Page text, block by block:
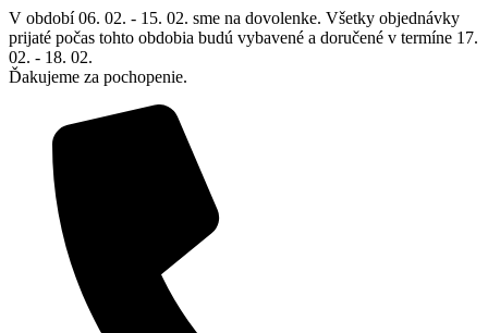
Preskočiť
na
obsah
V období 06. 02. - 15. 02. sme na dovolenke. Všetky objednávky
prijaté počas tohto obdobia budú vybavené a doručené v termíne 17.
02. - 18. 02.
Ďakujeme za pochopenie.